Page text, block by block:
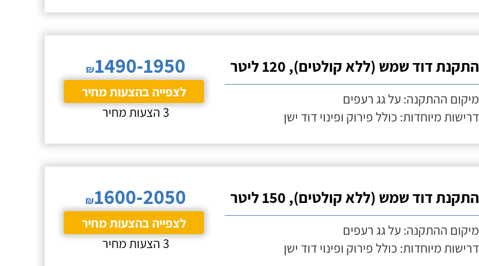
התקנת דוד שמש (ללא קולטים), 120 ליטר
מיקום ההתקנה: על גג רעפים
דרישות מיוחדות: כולל פירוק ופינוי דוד ישן
₪1490-1950
לצפייה בהצעות מחיר
3 הצעות מחיר
התקנת דוד שמש (ללא קולטים), 150 ליטר
מיקום ההתקנה: על גג רעפים
דרישות מיוחדות: כולל פירוק ופינוי דוד ישן
₪1600-2050
לצפייה בהצעות מחיר
3 הצעות מחיר